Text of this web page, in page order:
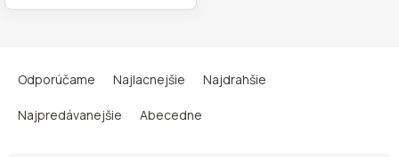
e
Odporúčame Najlacnejšie Najdrahšie
Najpredávanejšie Abecedne